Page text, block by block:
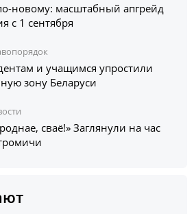
новому: масштабный апгрейд
с 1 сентября
и учащимся упростили
зону Беларуси
сваё!» Заглянули на час